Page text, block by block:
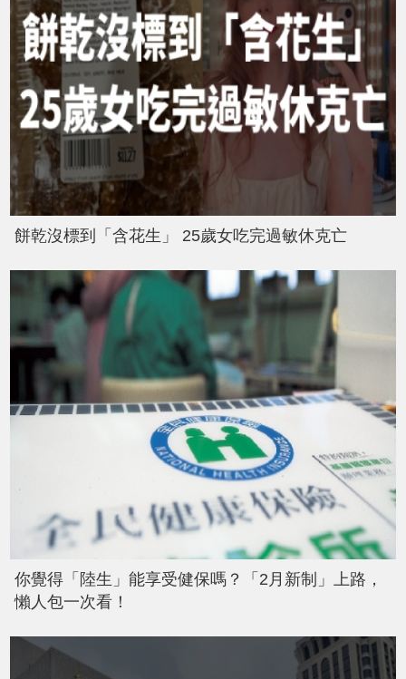
餅乾沒標到「含花生」 25歲女吃完過敏休克亡
你覺得「陸生」能享受健保嗎？「2月新制」上路，
懶人包一次看！